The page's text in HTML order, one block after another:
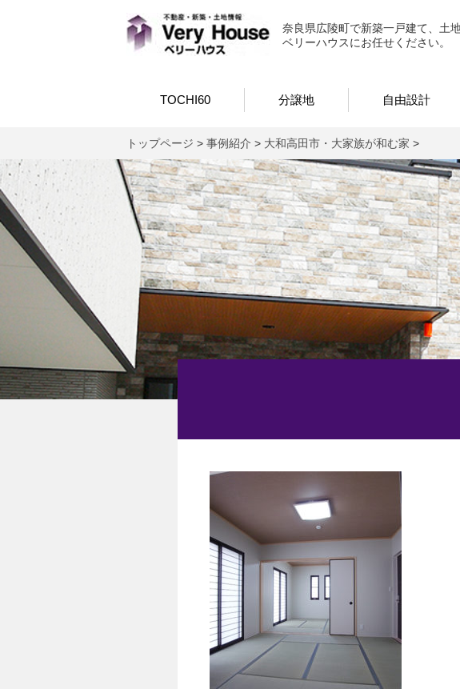
ベリーハウス｜奈良県広陵町
奈良県広陵町で新築一戸建て、土
ベリーハウスにお任せください。
TOCHI60 分譲地 自由設計
トップページ > 事例紹介 > 大和高田市・大家族が和む家 >